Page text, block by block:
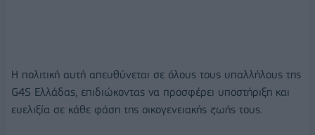
Η πολιτική αυτή απευθύνεται σε όλους τους υπαλλήλους της
G4S Ελλάδας, επιδιώκοντας να προσφέρει υποστήριξη και
ευελιξία σε κάθε φάση της οικογενειακής ζωής τους.